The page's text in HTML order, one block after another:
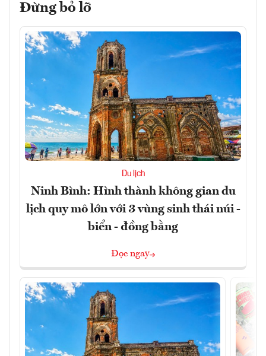
Đừng bỏ lỡ
Du lịch
Ninh Bình: Hình thành không gian du
lịch quy mô lớn với 3 vùng sinh thái núi -
biển - đồng bằng
Đọc ngay